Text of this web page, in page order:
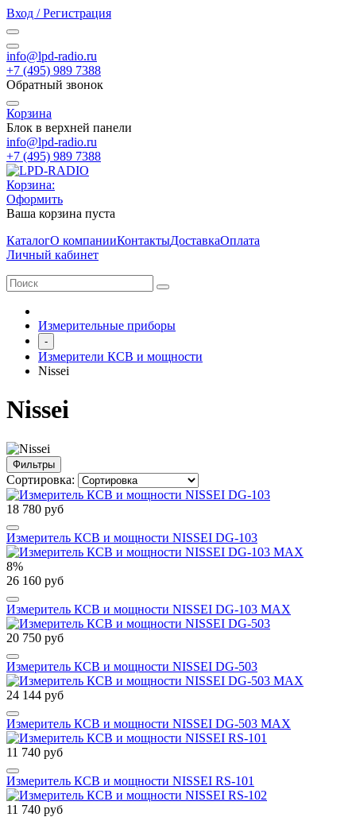
Вход / Регистрация
info@lpd-radio.ru
+7 (495) 989 7388
Обратный звонок
Корзина
Блок в верхней панели
info@lpd-radio.ru
+7 (495) 989 7388
Корзина:
Оформить
Ваша корзина пуста
КаталогО компанииКонтактыДоставкаОплата
Личный кабинет
Измерительные приборы
-
Измерители КСВ и мощности
Nissei
Nissei
Фильтры
Сортировка:
18 780 руб
Измеритель КСВ и мощности NISSEI DG-103
8%
26 160 руб
Измеритель КСВ и мощности NISSEI DG-103 MAX
20 750 руб
Измеритель КСВ и мощности NISSEI DG-503
24 144 руб
Измеритель КСВ и мощности NISSEI DG-503 MAX
11 740 руб
Измеритель КСВ и мощности NISSEI RS-101
11 740 руб